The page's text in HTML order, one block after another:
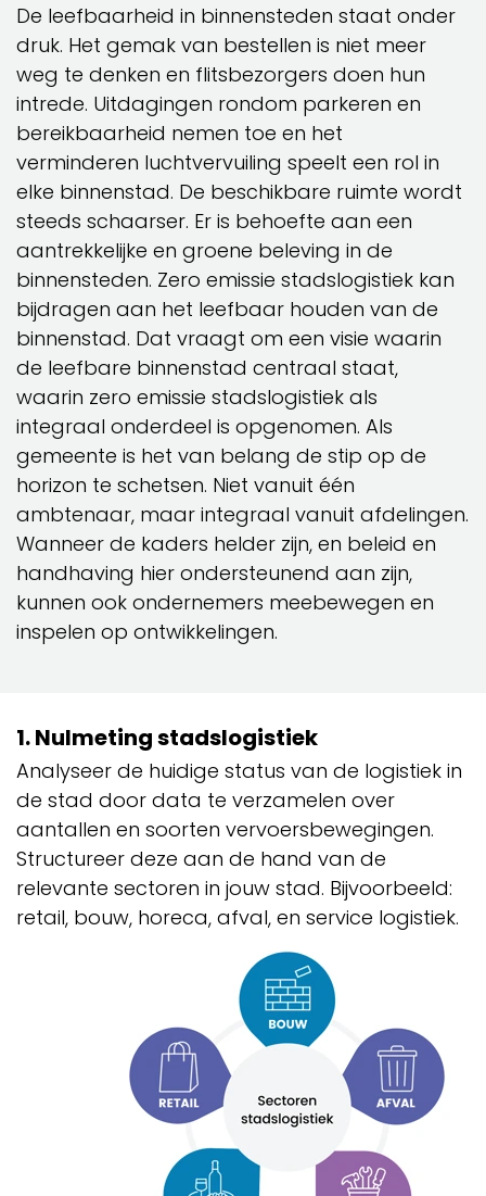
De leefbaarheid in binnensteden staat onder
druk. Het gemak van bestellen is niet meer
weg te denken en flitsbezorgers doen hun
intrede. Uitdagingen rondom parkeren en
bereikbaarheid nemen toe en het
verminderen luchtvervuiling speelt een rol in
elke binnenstad. De beschikbare ruimte wordt
steeds schaarser. Er is behoefte aan een
aantrekkelijke en groene beleving in de
binnensteden. Zero emissie stadslogistiek kan
bijdragen aan het leefbaar houden van de
binnenstad. Dat vraagt om een visie waarin
de leefbare binnenstad centraal staat,
waarin zero emissie stadslogistiek als
integraal onderdeel is opgenomen. Als
gemeente is het van belang de stip op de
horizon te schetsen. Niet vanuit één
ambtenaar, maar integraal vanuit afdelingen.
Wanneer de kaders helder zijn, en beleid en
handhaving hier ondersteunend aan zijn,
kunnen ook ondernemers meebewegen en
inspelen op ontwikkelingen.
1. Nulmeting stadslogistiek
Analyseer de huidige status van de logistiek in
de stad door data te verzamelen over
aantallen en soorten vervoersbewegingen.
Structureer deze aan de hand van de
relevante sectoren in jouw stad. Bijvoorbeeld:
retail, bouw, horeca, afval, en service logistiek.